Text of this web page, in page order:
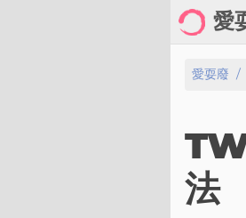
愛
Home
Posts
Archive
愛耍廢
法